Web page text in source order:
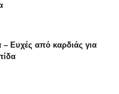
Ευχές από καρδιάς για